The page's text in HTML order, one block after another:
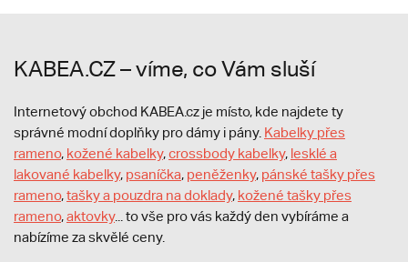
KABEA.CZ – víme, co Vám sluší
Internetový obchod KABEA.cz je místo, kde najdete ty
správné modní doplňky pro dámy i pány. Kabelky přes
rameno, kožené kabelky,crossbody kabelky, lesklé a
lakované kabelky, psaníčka, peněženky, pánské tašky přes
rameno,tašky a pouzdra na doklady, kožené tašky přes
rameno,aktovky... to vše pro vás každý den vybíráme a
nabízíme za skvělé ceny.